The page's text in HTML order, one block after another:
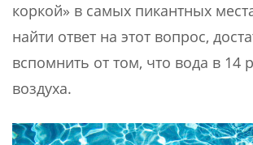
коркой» в самых пикантных
найти ответ на этот вопрос,
вспомнить от том, что вода в 14
воздуха.